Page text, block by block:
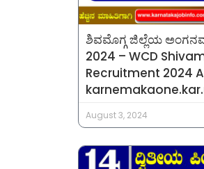
ಶಿವಮೊಗ್ಗ ಜಿಲ್ಲೆಯ
2024 – WCD
Recruitment 2024
August 3, 2024